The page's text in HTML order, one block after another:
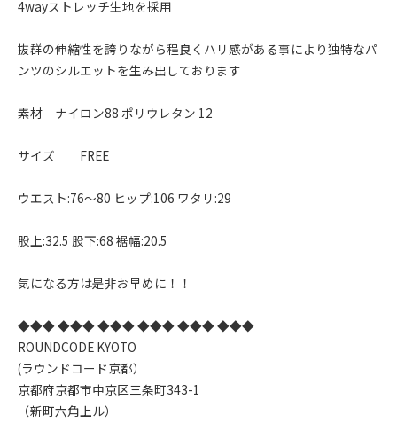
4wayストレッチ生地を採用
抜群の伸縮性を誇りながら程良くハリ感がある事により独特なパ
ンツのシルエットを生み出しております
素材 ナイロン88 ポリウレタン 12
サイズ FREE
ウエスト:76〜80 ヒップ:106 ワタリ:29
股上:32.5 股下:68 裾幅:20.5
気になる方は是非お早めに！！
◆◆◆ ◆◆◆ ◆◆◆ ◆◆◆ ◆◆◆ ◆◆◆
ROUNDCODE KYOTO
(ラウンドコード京都）
京都府京都市中京区三条町343-1
（新町六角上ル）